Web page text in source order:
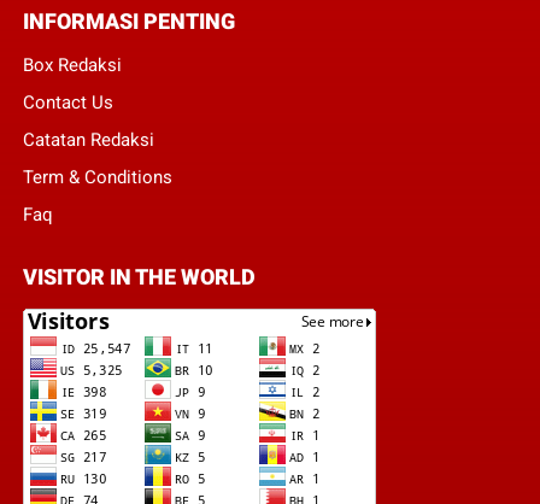
INFORMASI PENTING
Box Redaksi
Contact Us
Catatan Redaksi
Term & Conditions
Faq
VISITOR IN THE WORLD